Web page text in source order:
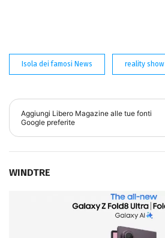
Isola dei famosi News reality show
Aggiungi Libero Magazine alle tue fonti
Google preferite
WINDTRE